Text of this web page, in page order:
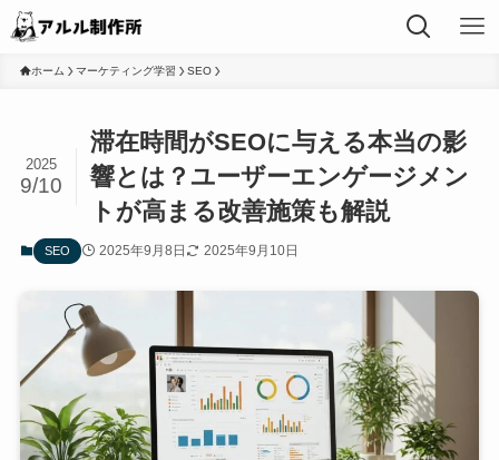
ホーム マーケティング学習 SEO
滞在時間がSEOに与える本当の影
響とは？ユーザーエンゲージメン
トが高まる改善施策も解説
2025
9/10
SEO 2025年9月8日 2025年9月10日